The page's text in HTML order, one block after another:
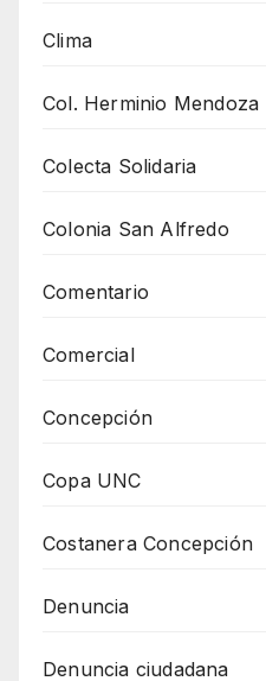
Clima
Col. Herminio Mendoza
Colecta Solidaria
Colonia San Alfredo
Comentario
Comercial
Concepción
Copa UNC
Costanera Concepción
Denuncia
Denuncia ciudadana